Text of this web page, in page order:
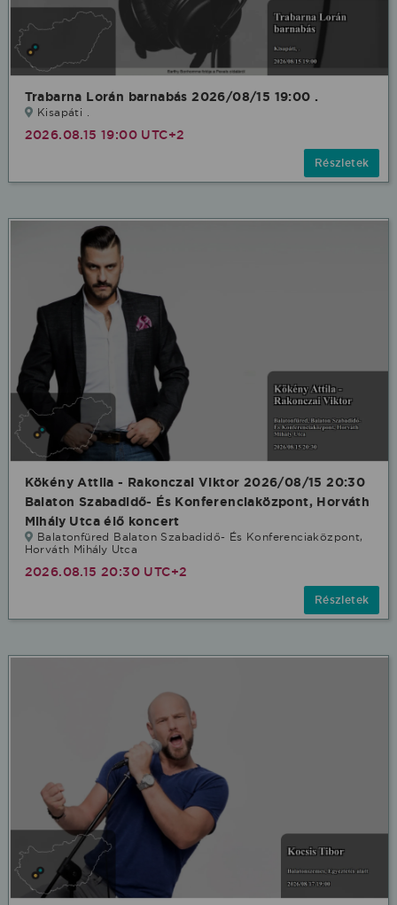
Trabarna Lorán barnabás 2026/08/15 19:00 .
Kisapáti .
2026.08.15 19:00 UTC+2
Részletek
Kökény Attila - Rakonczai Viktor 2026/08/15 20:30
Balaton Szabadidő- És Konferenciaközpont, Horváth
Mihály Utca élő koncert
Balatonfüred Balaton Szabadidő- És Konferenciaközpont,
Horváth Mihály Utca
2026.08.15 20:30 UTC+2
Részletek